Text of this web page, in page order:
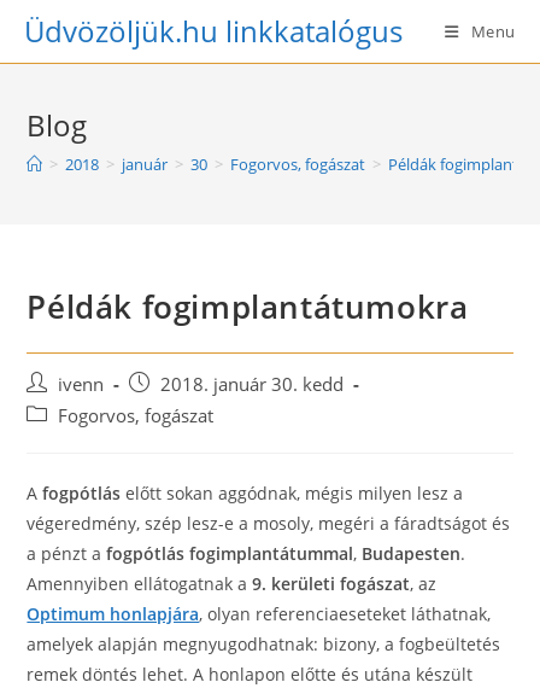
SkipÜdvözöljük.hu linkkatalógus Menu
Blog
> 2018 > január > 30 > Fogorvos, fogászat > Példák
Példák fogimplantátumokra
Post
author:
ivenn
Post
published:
2018. január 30. kedd
PostFogorvos, fogászat
Afogpótlás előtt sokan aggódnak, mégis milyen lesz a
végeredmény, szép lesz-e a mosoly, megéri a fáradtságot és
a pénzt afogpótlás fogimplantátummal, Budapesten.
Amennyiben ellátogatnak a9. kerületi fogászat, az
Optimum honlapjára, olyan referenciaeseteket láthatnak,
amelyek alapján megnyugodhatnak: bizony, a fogbeültetés
remek döntés lehet. A honlapon előtte és utána készült